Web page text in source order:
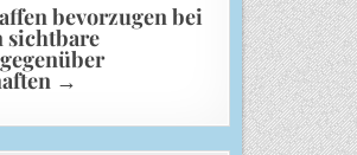
bevorzugen bei
sichtbare
→